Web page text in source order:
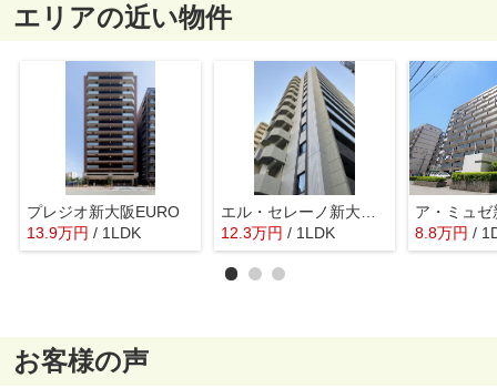
エリアの近い物件
プレジオ新大阪EURO
13.9万円 / 1LDK
エル・セレーノ新大阪北
12.3万円 / 1LDK
ア・ミュゼ
8.8万円 /
お客様の声